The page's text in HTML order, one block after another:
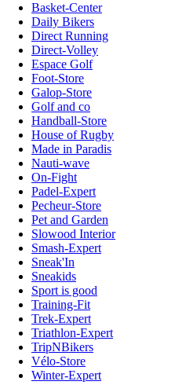
Basket-Center
Daily Bikers
Direct Running
Direct-Volley
Espace Golf
Foot-Store
Galop-Store
Golf and co
Handball-Store
House of Rugby
Made in Paradis
Nauti-wave
On-Fight
Padel-Expert
Pecheur-Store
Pet and Garden
Slowood Interior
Smash-Expert
Sneak'In
Sneakids
Sport is good
Training-Fit
Trek-Expert
Triathlon-Expert
TripNBikers
Vélo-Store
Winter-Expert